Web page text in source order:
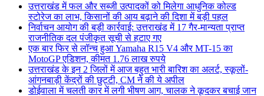
उत्तराखंड में फल और सब्जी उत्पादकों को मिलेगा आधुनिक कोल्ड
स्टोरेज का लाभ, किसानों की आय बढ़ाने की दिशा में बड़ी पहल
निर्वाचन आयोग की बड़ी कार्रवाई: उत्तराखंड में 17 गैर-मान्यता प्राप्त
राजनीतिक दल पंजीकृत सूची से हटाए गए
एक बार फिर से लॉन्च हुआ Yamaha R15 V4 और MT-15 का
MotoGP एडिशन, कीमत 1.76 लाख रुपये
उत्तराखंड के इन 2 जिलों में आज बहुत भारी बारिश का अलर्ट, स्कूलों-
आंगनबाड़ी केंद्रों की छुट्टी, CM ने की ये अपील
डोईवाला में चलती कार में लगी भीषण आग, चालक ने कूदकर बचाई जान